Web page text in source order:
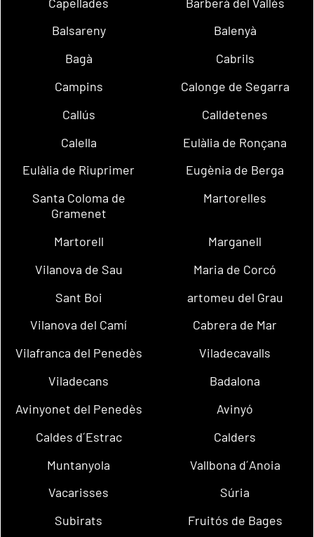
Balsareny
Balenyà
Bagà
Cabrils
Campins
Calonge de Segarra
Callús
Calldetenes
Calella
Eulàlia de Ronçana
Eulàlia de Riuprimer
Eugènia de Berga
Santa Coloma de
Gramenet
Martorelles
Martorell
Marganell
Vilanova de Sau
Maria de Corcó
Sant Boi
artomeu del Grau
Vilanova del Camí
Cabrera de Mar
Vilafranca del Penedès
Viladecavalls
Viladecans
Badalona
Avinyonet del Penedès
Avinyó
Caldes d´Estrac
Calders
Muntanyola
Vallbona d´Anoia
Vacarisses
Súria
Subirats
Fruitós de Bages